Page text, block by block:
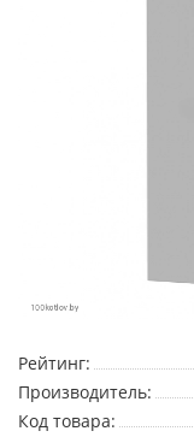
Рейтинг:
Производитель:
Код товара: